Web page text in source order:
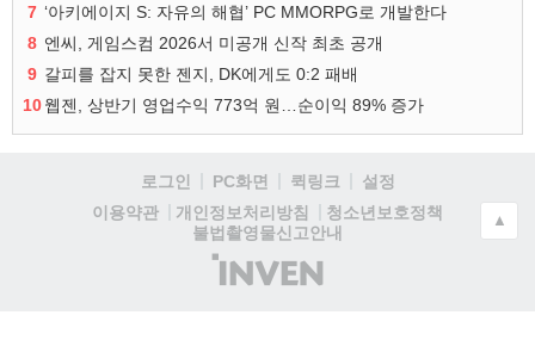
7 ‘아키에이지 S: 자유의 해협’ PC MMORPG로 개발한다
8 엔씨, 게임스컴 2026서 미공개 신작 최초 공개
9 갈피를 잡지 못한 젠지, DK에게도 0:2 패배
10웹젠, 상반기 영업수익 773억 원…순이익 89% 증가
로그인 PC화면 퀵링크
설정
이용약관
개인정보처리방침
청소년보호정책
불법촬영물신고안내
(주)
인
▲